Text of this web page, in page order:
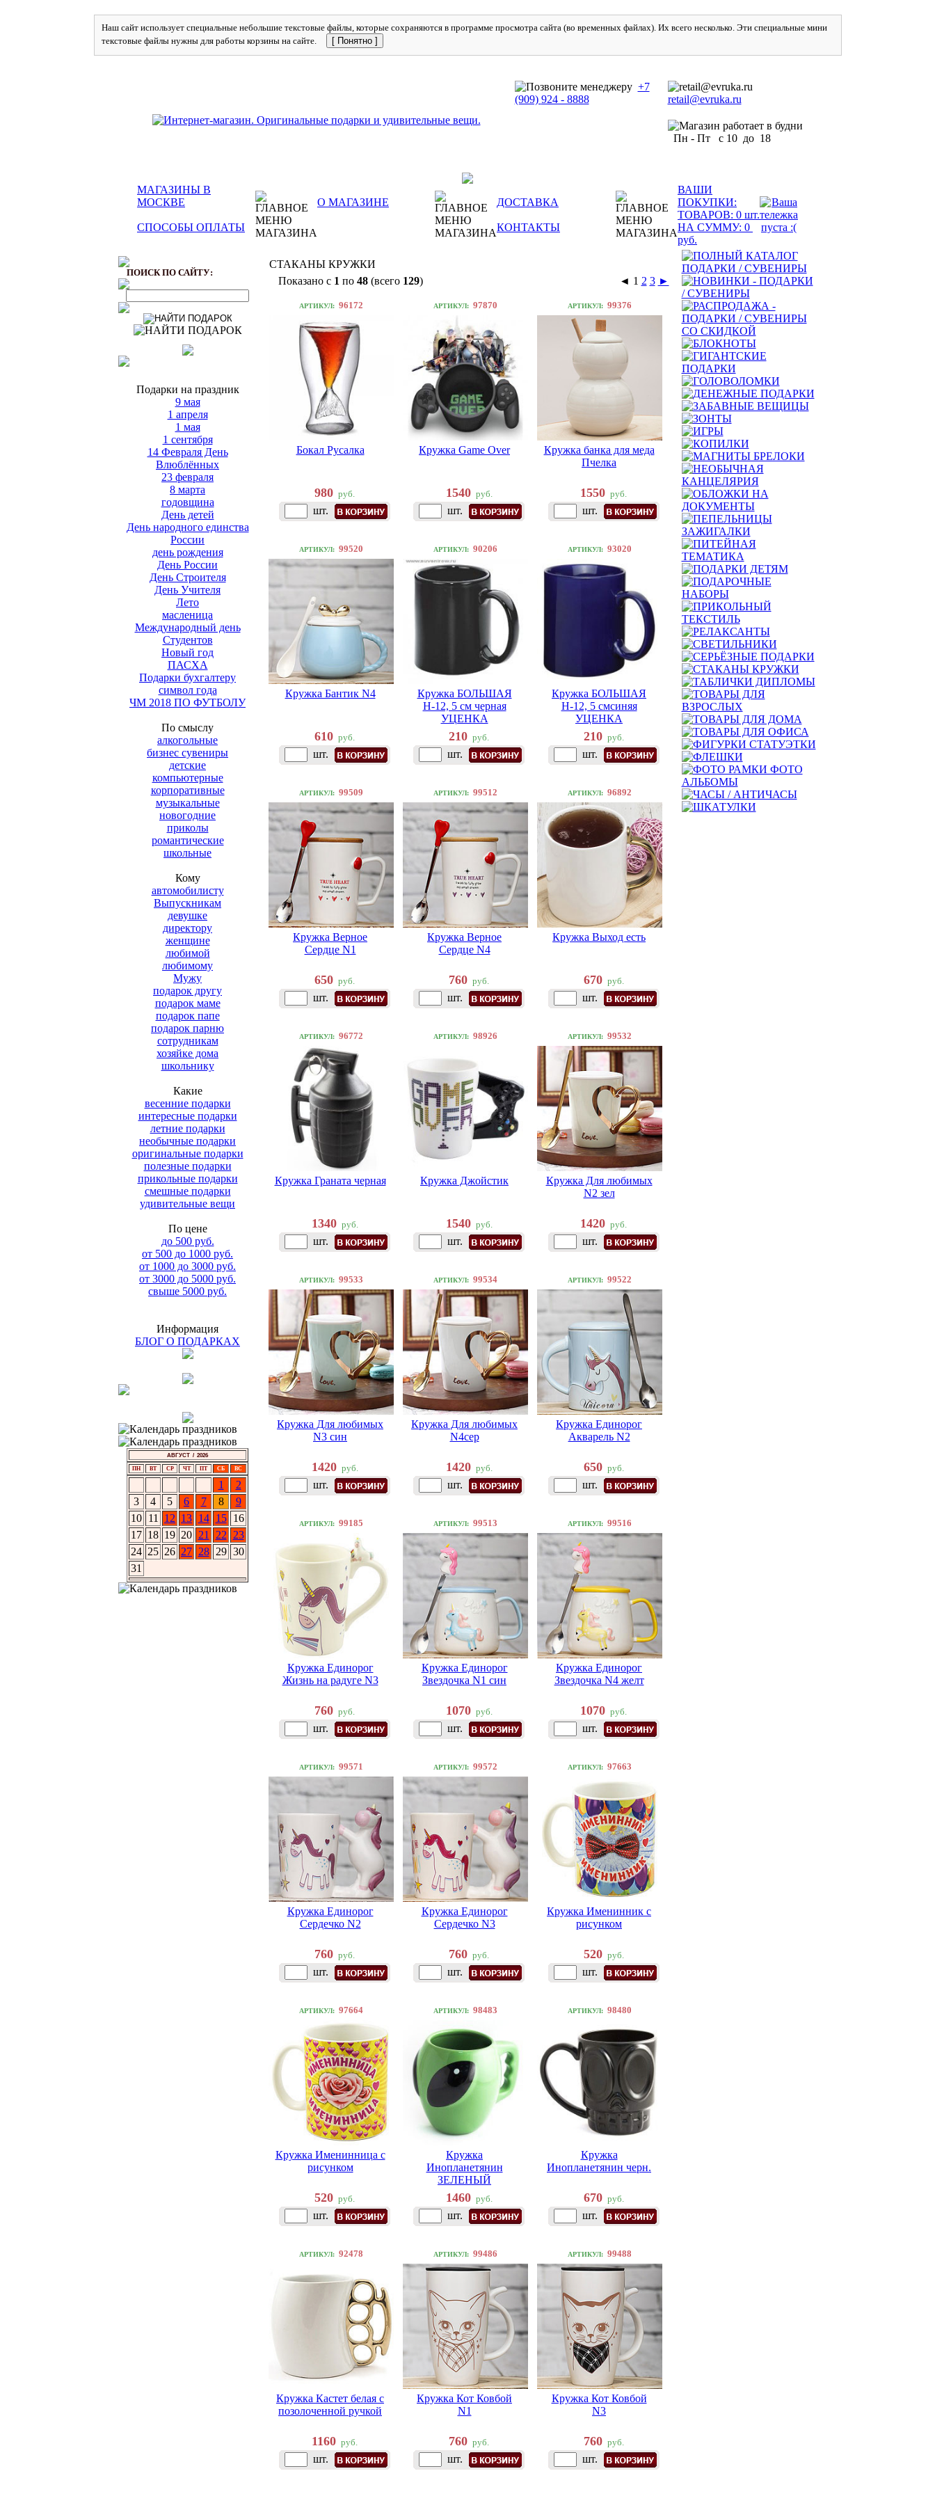
Наш сайт использует специальные небольшие текстовые файлы, которые сохраняются в программе просмотра сайта (во временных файлах). Их всего несколько. Эти специальные мини
текстовые файлы нужны для работы корзины на сайте.
[ Понятно ]
+7
(909) 924 - 8888 retail@evruka.ru
Пн - Пт с 10 до 18
МАГАЗИНЫ В
МОСКВЕ
О МАГАЗИНЕ ДОСТАВКА
ВАШИ
ПОКУПКИ:
СПОСОБЫ ОПЛАТЫ КОНТАКТЫ
ТОВАРОВ: 0 шт.
НА СУММУ: 0
руб.
ПОИСК ПО САЙТУ:
Подарки на праздник
9 мая
1 апреля
1 мая
1 сентября
14 Февраля День
Влюблённых
23 февраля
8 марта
годовщина
День детей
День народного единства
России
день рождения
День России
День Строителя
День Учителя
Лето
масленица
Международный день
Студентов
Новый год
ПАСХА
Подарки бухгалтеру
символ года
ЧМ 2018 ПО ФУТБОЛУ
По смыслу
алкогольные
бизнес сувениры
детские
компьютерные
корпоративные
музыкальные
новогодние
приколы
романтические
школьные
Кому
автомобилисту
Выпускникам
девушке
директору
женщине
любимой
любимому
Мужу
подарок другу
подарок маме
подарок папе
подарок парню
сотрудникам
хозяйке дома
школьнику
Какие
весенние подарки
интересные подарки
летние подарки
необычные подарки
оригинальные подарки
полезные подарки
прикольные подарки
смешные подарки
удивительные вещи
По цене
до 500 руб.
от 500 до 1000 руб.
от 1000 до 3000 руб.
от 3000 до 5000 руб.
свыше 5000 руб.
Информация
БЛОГ О ПОДАРКАХ
АВГУСТ / 2026
ПН ВТ СР ЧТ ПТ СБ ВС
1
2
3
4 5 6 7 8
9
10 11 12 13 14 15
16
17 18 19 20 21 22
23
24 25 26 27 28 29 30
31
СТАКАНЫ КРУЖКИ
Показано с 1 по 48(всего 129) ◄ 1 2 3 ►
АРТИКУЛ: 96172
Бокал Русалка
980 руб.
шт.
АРТИКУЛ: 97870
Кружка Game Over
1540 руб.
шт.
АРТИКУЛ: 99376
Кружка банка для меда
Пчелка
1550 руб.
шт.
АРТИКУЛ: 99520
Кружка Бантик N4
610 руб.
шт.
АРТИКУЛ: 90206
Кружка БОЛЬШАЯ
Н-12, 5 см черная
УЦЕНКА
210 руб.
шт.
АРТИКУЛ: 93020
Кружка БОЛЬШАЯ
Н-12, 5 смсиняя
УЦЕНКА
210 руб.
шт.
АРТИКУЛ: 99509
Кружка Верное
Сердце N1
650 руб.
шт.
АРТИКУЛ: 99512
Кружка Верное
Сердце N4
760 руб.
шт.
АРТИКУЛ: 96892
Кружка Выход есть
670 руб.
шт.
АРТИКУЛ: 96772
Кружка Граната черная
1340 руб.
шт.
АРТИКУЛ: 98926
Кружка Джойстик
1540 руб.
шт.
АРТИКУЛ: 99532
Кружка Для любимых
N2 зел
1420 руб.
шт.
АРТИКУЛ: 99533
Кружка Для любимых
N3 син
1420 руб.
шт.
АРТИКУЛ: 99534
Кружка Для любимых
N4сер
1420 руб.
шт.
АРТИКУЛ: 99522
Кружка Единорог
Акварель N2
650 руб.
шт.
АРТИКУЛ: 99185
Кружка Единорог
Жизнь на радуге N3
760 руб.
шт.
АРТИКУЛ: 99513
Кружка Единорог
Звездочка N1 син
1070 руб.
шт.
АРТИКУЛ: 99516
Кружка Единорог
Звездочка N4 желт
1070 руб.
шт.
АРТИКУЛ: 99571
Кружка Единорог
Сердечко N2
760 руб.
шт.
АРТИКУЛ: 99572
Кружка Единорог
Сердечко N3
760 руб.
шт.
АРТИКУЛ: 97663
Кружка Именинник с
рисунком
520 руб.
шт.
АРТИКУЛ: 97664
Кружка Именинница с
рисунком
520 руб.
шт.
АРТИКУЛ: 98483
Кружка
Инопланетянин
ЗЕЛЕНЫЙ
1460 руб.
шт.
АРТИКУЛ: 98480
Кружка
Инопланетянин черн.
670 руб.
шт.
АРТИКУЛ: 92478
Кружка Кастет белая с
позолоченной ручкой
1160 руб.
шт.
АРТИКУЛ: 99486
Кружка Кот Ковбой
N1
760 руб.
шт.
АРТИКУЛ: 99488
Кружка Кот Ковбой
N3
760 руб.
шт.